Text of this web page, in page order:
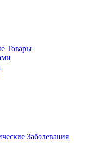
Товары
Заболевания